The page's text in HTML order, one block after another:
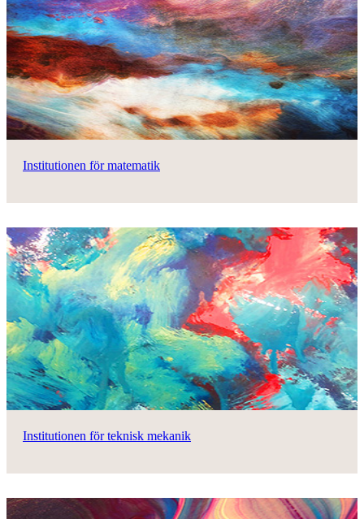
Institutionen för matematik
Institutionen för teknisk mekanik